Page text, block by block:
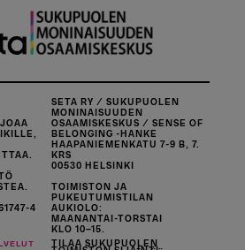
4
SETA RY / SUKUPUOLEN
MONINAISUUDEN
OSAAMISKESKUS / SENSE OF
BELONGING -HANKE
HAAPANIEMENKATU 7-9 B, 7.
KRS
00530 HELSINKI
TOIMISTON JA
PUKEUTUMISTILAN
AUKIOLO:
MAANANTAI-TORSTAI
KLO 10–15.
TILAA SUKUPUOLEN